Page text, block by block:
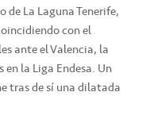
La Laguna Tenerife,
con el
ante el Valencia, la
la Liga Endesa. Un
tras de sí una dilatada